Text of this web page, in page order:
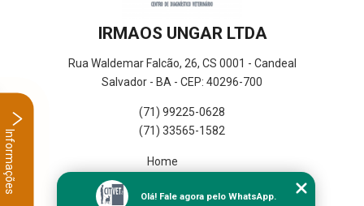
IRMAOS UNGAR LTDA
Rua Waldemar Falcão, 26, CS 0001 - Candeal
Salvador - BA - CEP: 40296-700
(71) 99225-0628
(71) 33565-1582
Home
Missão
Olá! Fale agora pelo WhatsApp.
Informações